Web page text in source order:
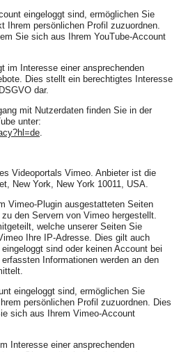
eingeloggt sind, ermöglichen Sie
Ihrem persönlichen Profil zuzuordnen.
Sie sich aus Ihrem YouTube-Account
im Interesse einer ansprechenden
Dies stellt ein berechtigtes Interesse
dar.
mit Nutzerdaten finden Sie in der
unter:
Videoportals Vimeo. Anbieter ist die
New York, New York 10011, USA.
Vimeo-Plugin ausgestatteten Seiten
den Servern von Vimeo hergestellt.
welche unserer Seiten Sie
Ihre IP-Adresse. Dies gilt auch
sind oder keinen Account bei
Informationen werden an den
eingeloggt sind, ermöglichen Sie
persönlichen Profil zuzuordnen. Dies
sich aus Ihrem Vimeo-Account
Interesse einer ansprechenden